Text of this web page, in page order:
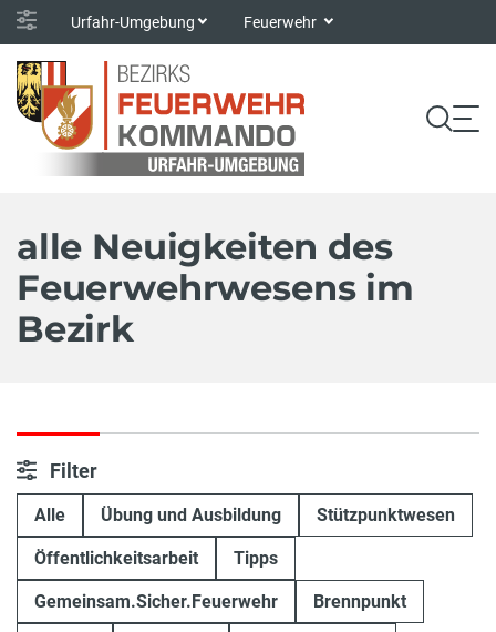
Urfahr-Umgebung Feuerwehr
alle Neuigkeiten des
Feuerwehrwesens im
Bezirk
Filter
Alle Übung und Ausbildung Stützpunktwesen
Öffentlichkeitsarbeit Tipps
Gemeinsam.Sicher.Feuerwehr Brennpunkt